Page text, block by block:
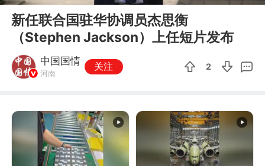
新任联合国驻华协调员杰思衡
（Stephen Jackson）上任短片发布
中国国情
河南
关注 2